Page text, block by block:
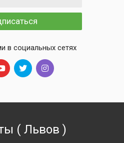
в социальных сетях
( Львов )